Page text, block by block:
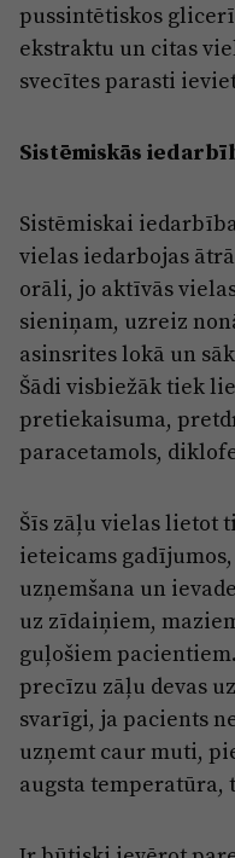
pussintētiskos
ekstraktu un citas
svecītes parasti
Sistēmiskās
Sistēmiskai
vielas iedarbojas
orāli, jo aktīvās
sieniņam, uzreiz
asinsrites lokā un
Šādi visbiežāk tiek
pretiekaisuma,
paracetamols,
Šīs zāļu vielas lietot
ieteicams
uzņemšana un
uz zīdaiņiem,
guļošiem
precīzu zāļu devas
svarīgi, ja pacients
uzņemt caur muti,
augsta